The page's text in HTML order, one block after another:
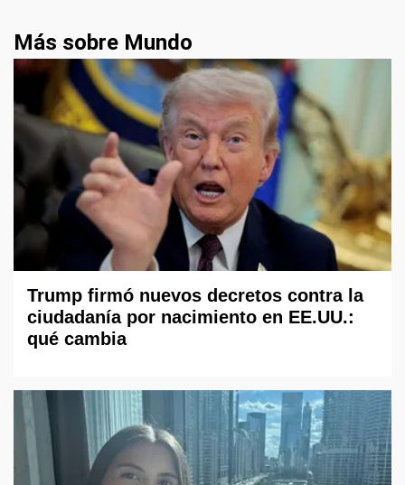
Más sobre Mundo
Trump firmó nuevos decretos contra la
ciudadanía por nacimiento en EE.UU.:
qué cambia